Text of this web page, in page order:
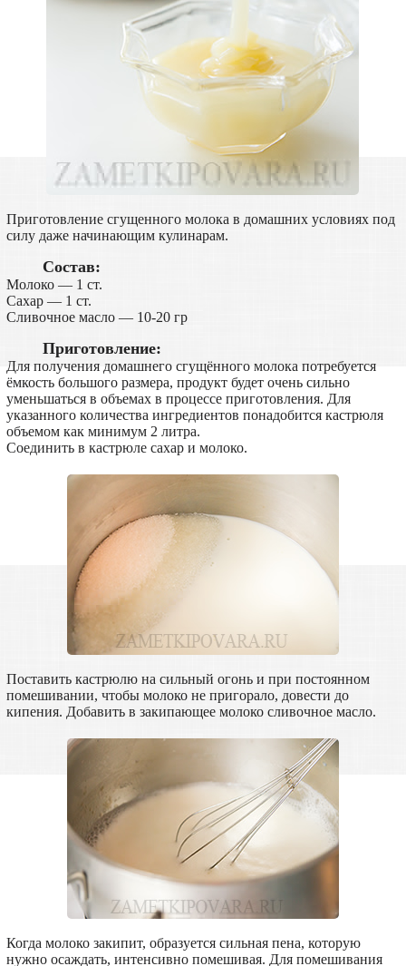
Приготовление сгущенного молока в домашних условиях под
силу даже начинающим кулинарам.
Состав:
Молоко — 1 ст.
Сахар — 1 ст.
Сливочное масло — 10-20 гр
Приготовление:
Для получения домашнего сгущённого молока потребуется
ёмкость большого размера, продукт будет очень сильно
уменьшаться в объемах в процессе приготовления. Для
указанного количества ингредиентов понадобится кастрюля
объемом как минимум 2 литра.
Соединить в кастрюле сахар и молоко.
Поставить кастрюлю на сильный огонь и при постоянном
помешивании, чтобы молоко не пригорало, довести до
кипения. Добавить в закипающее молоко сливочное масло.
Когда молоко закипит, образуется сильная пена, которую
нужно осаждать, интенсивно помешивая. Для помешивания